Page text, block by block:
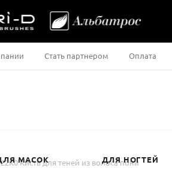
Стать партнером Оплата
МАСОК ДЛЯ НОГТЕЙ
Кисть для теней из волоса пони